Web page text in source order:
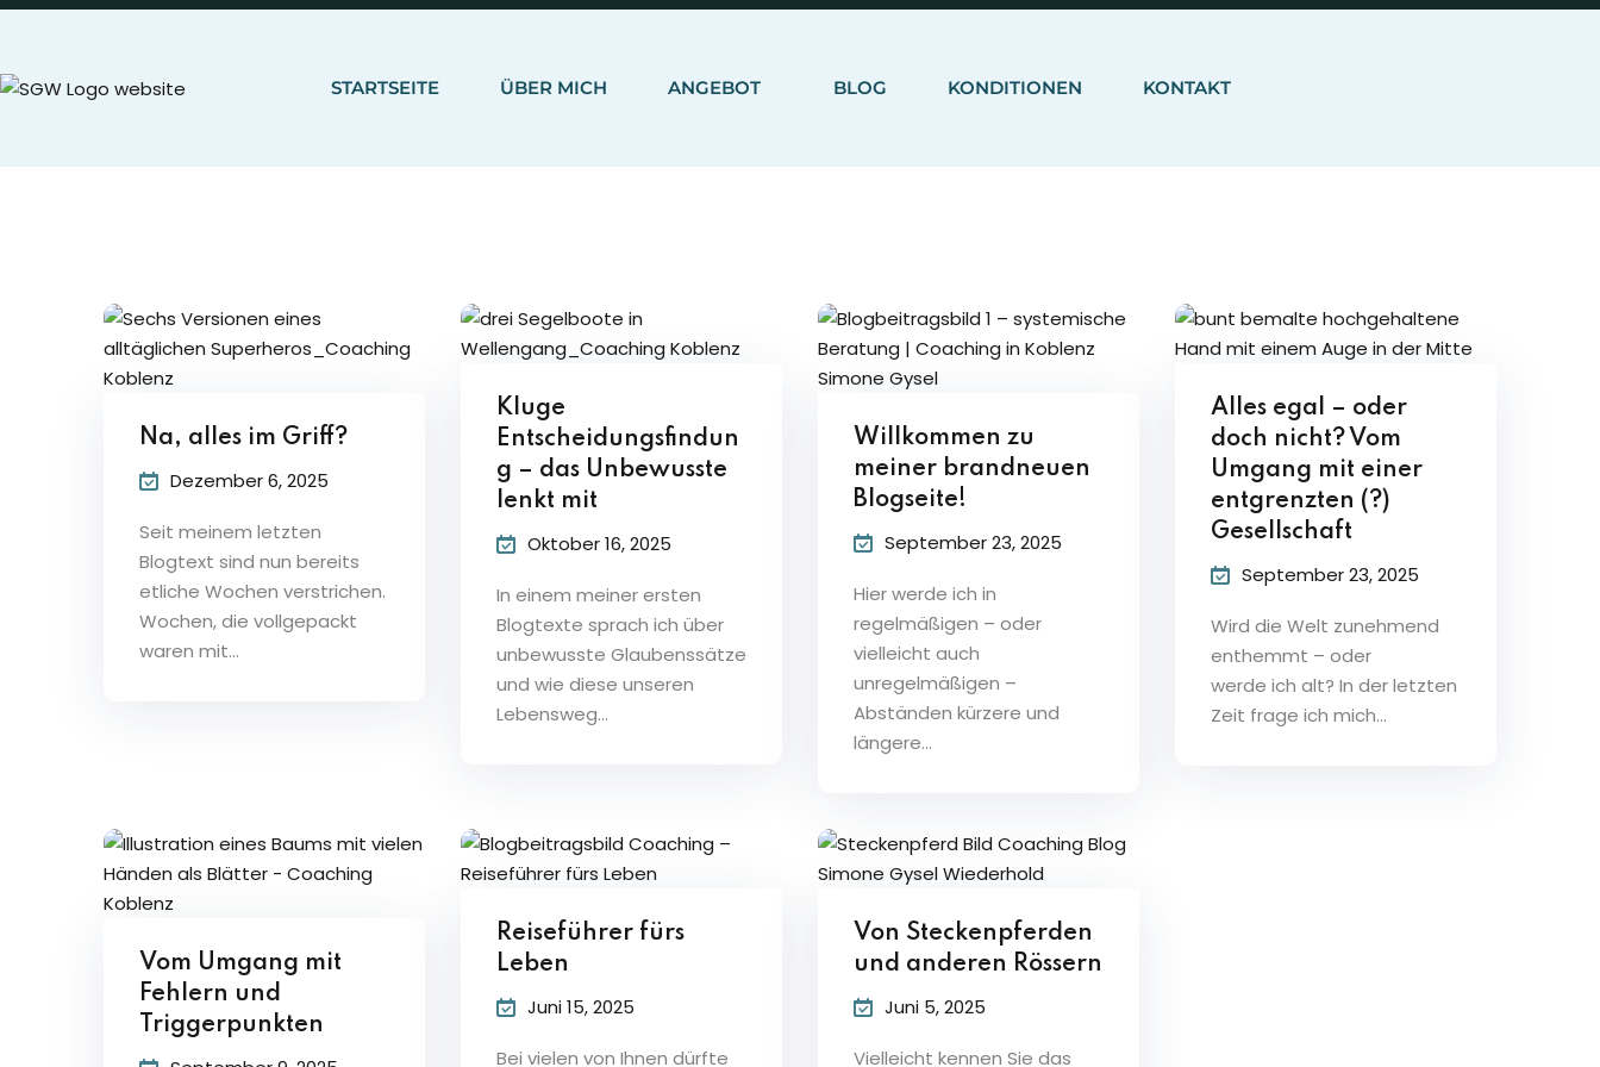
STARTSEITE ÜBER MICH ANGEBOT BLOG KONDITIONEN KONTAKT
Na, alles im Griff?
Dezember 6, 2025
Seit meinem letzten
Blogtext sind nun bereits
etliche Wochen verstrichen.
Wochen, die vollgepackt
waren mit...
Kluge
Entscheidungsfindun
g – das Unbewusste
lenkt mit
Oktober 16, 2025
In einem meiner ersten
Blogtexte sprach ich über
unbewusste Glaubenssätze
und wie diese unseren
Lebensweg...
Willkommen zu
meiner brandneuen
Blogseite!
September 23, 2025
Hier werde ich in
regelmäßigen – oder
vielleicht auch
unregelmäßigen –
Abständen kürzere und
längere...
Alles egal – oder
doch nicht? Vom
Umgang mit einer
entgrenzten (?)
Gesellschaft
September 23, 2025
Wird die Welt zunehmend
enthemmt – oder
werde ich alt? In der letzten
Zeit frage ich mich...
Vom Umgang mit
Fehlern und
Triggerpunkten
Reiseführer fürs
Leben
Juni 15, 2025
Bei vielen von Ihnen dürfte
Von Steckenpferden
und anderen Rössern
Juni 5, 2025
Vielleicht kennen Sie das
Sign in
Don’t have an account?Sign up
Remember me Lost your password?
Already have an account?Sign in